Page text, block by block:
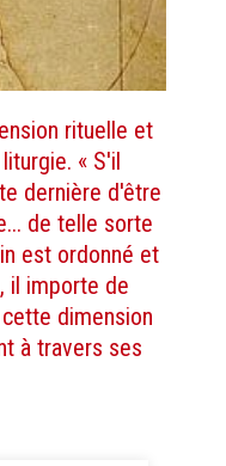
rituelle et
« S'il
dernière d'être
de telle sorte
est ordonné et
il importe de
dimension
à travers ses